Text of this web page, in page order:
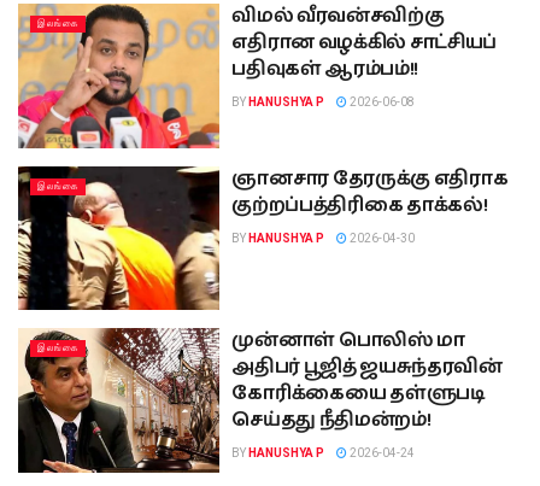
இலங்கை
விமல் வீரவன்சவிற்கு
எதிரான வழக்கில் சாட்சியப்
பதிவுகள் ஆரம்பம்!!
BY HANUSHYA P 2026-06-08
இலங்கை
ஞானசார தேரருக்கு எதிராக
குற்றப்பத்திரிகை தாக்கல்!
BY HANUSHYA P 2026-04-30
இலங்கை
முன்னாள் பொலிஸ் மா
அதிபர் பூஜித் ஜயசுந்தரவின்
கோரிக்கையை தள்ளுபடி
செய்தது நீதிமன்றம்!
BY HANUSHYA P 2026-04-24